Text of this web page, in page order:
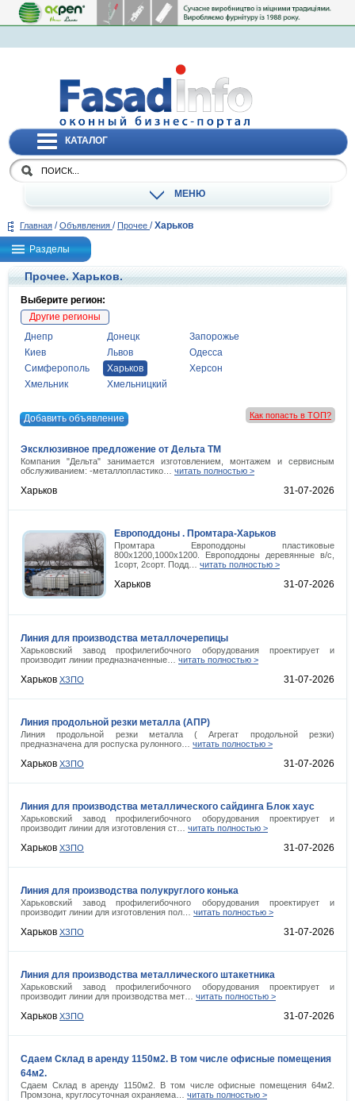
КАТАЛОГ
МЕНЮ
Главная / Объявления / Прочее / Харьков
Разделы
Прочее. Харьков.
Выберите регион:
Другие регионы
Днепр
Донецк
Запорожье
Киев
Львов
Одесса
Симферополь
Харьков
Херсон
Хмельник
Хмельницкий
Добавить объявление Как попасть в ТОП?
Эксклюзивное предложение от Дельта ТМ
Компания "Дельта" занимается изготовлением, монтажем и сервисным
обслуживанием: -металлопластико… читать полностью >
Харьков 31-07-2026
Европоддоны . Промтара-Харьков
Промтара Европоддоны пластиковые
800х1200,1000х1200. Европоддоны деревянные в/с,
1сорт, 2сорт. Подд… читать полностью >
Харьков 31-07-2026
Линия для производства металлочерепицы
Харьковский завод профилегибочного оборудования проектирует и
производит линии предназначенные… читать полностью >
Харьков ХЗПО 31-07-2026
Линия продольной резки металла (АПР)
Линия продольной резки металла ( Агрегат продольной резки)
предназначена для роспуска рулонного… читать полностью >
Харьков ХЗПО 31-07-2026
Линия для производства металлического сайдинга Блок хаус
Харьковский завод профилегибочного оборудования проектирует и
производит линии для изготовления ст… читать полностью >
Харьков ХЗПО 31-07-2026
Линия для производства полукруглого конька
Харьковский завод профилегибочного оборудования проектирует и
производит линии для изготовления пол… читать полностью >
Харьков ХЗПО 31-07-2026
Линия для производства металлического штакетника
Харьковский завод профилегибочного оборудования проектирует и
производит линии для производства мет… читать полностью >
Харьков ХЗПО 31-07-2026
Сдаем Склад в аренду 1150м2. В том числе офисные помещения
64м2.
Сдаем Склад в аренду 1150м2. В том числе офисные помещения 64м2.
Промзона, круглосуточная охраняема… читать полностью >